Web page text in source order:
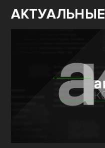
АКТУАЛЬНЫЕ